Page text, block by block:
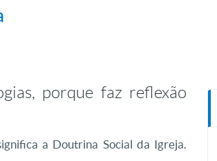
porque faz reflexão
a Doutrina Social da Igreja.